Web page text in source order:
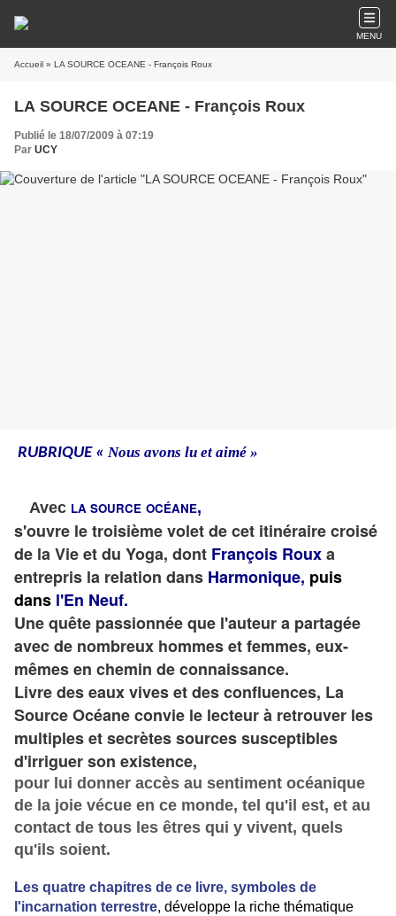
MENU
Accueil » LA SOURCE OCEANE - François Roux
LA SOURCE OCEANE - François Roux
Publié le 18/07/2009 à 07:19
Par UCY
RUBRIQUE « Nous avons lu et aimé »
Avec LA SOURCE OCÉANE,
s'ouvre le troisième volet de cet itinéraire croisé
de la Vie et du Yoga, dont François Rouxa
entrepris la relation dans Harmonique, puis
dans l'En Neuf.
Une quête passionnée que l'auteur a partagée
avec de nombreux hommes et femmes, eux-
mêmes en chemin de connaissance.
Livre des eaux vives et des confluences, La
Source Océane convie le lecteur à retrouver les
multiples et secrètes sources susceptibles
d'irriguer son existence,
pour lui donner accès au sentiment océanique
de la joie vécue en ce monde, tel qu'il est, et au
contact de tous les êtres qui y vivent, quels
qu'ils soient.
Les quatre chapitres de ce livre, symboles de
l'incarnation terrestre, développe la riche thématique